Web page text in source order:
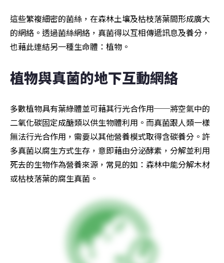
這些繁複細密的菌絲，在森林土壤及枯枝落葉間形成廣大
的網絡。透過菌絲網絡，真菌得以互相傳遞訊息及養分，
也藉此連結另一種生命體：植物。
植物與真菌的地下互動網絡
多數植物具有葉綠體並可藉其行光合作用──將空氣中的
二氧化碳固定成醣類以供生物體利用。而真菌跟人類一樣
無法行光合作用，需要以其他營養模式取得含碳養分。許
多真菌以腐生方式生存，意即藉由分泌酵素，分解並利用
死去的生物作為營養來源，常見的如：森林中能分解木材
或枯枝落葉的腐生真菌。